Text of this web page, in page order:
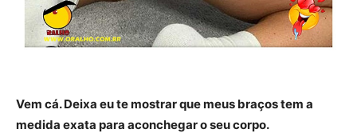
Vem cá. Deixa eu te mostrar que meus braços tem a
medida exata para aconchegar o seu corpo.